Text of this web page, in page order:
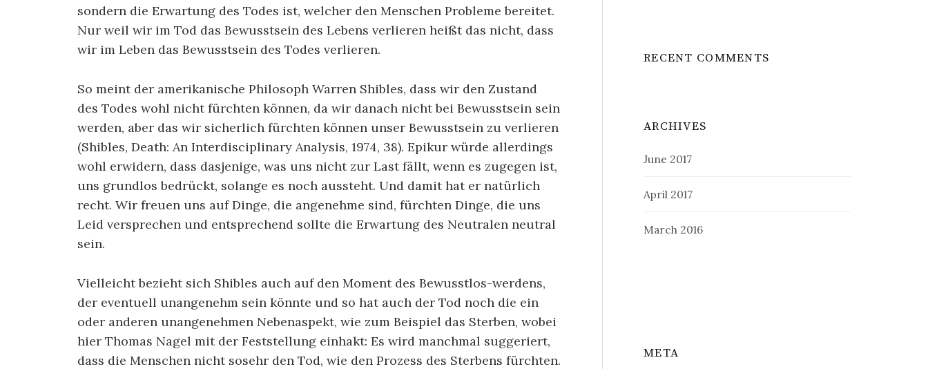
sondern die Erwartung des Todes ist, welcher den Menschen Probleme bereitet.
Nur weil wir im Tod das Bewusstsein des Lebens verlieren heißt das nicht, dass
wir im Leben das Bewusstsein des Todes verlieren.
So meint der amerikanische Philosoph Warren Shibles, dass wir den Zustand
des Todes wohl nicht fürchten können, da wir danach nicht bei Bewusstsein sein
werden, aber das wir sicherlich fürchten können unser Bewusstsein zu verlieren
(Shibles, Death: An Interdisciplinary Analysis, 1974, 38). Epikur würde allerdings
wohl erwidern, dass dasjenige, was uns nicht zur Last fällt, wenn es zugegen ist,
uns grundlos bedrückt, solange es noch aussteht. Und damit hat er natürlich
recht. Wir freuen uns auf Dinge, die angenehme sind, fürchten Dinge, die uns
Leid versprechen und entsprechend sollte die Erwartung des Neutralen neutral
sein.
Vielleicht bezieht sich Shibles auch auf den Moment des Bewusstlos-werdens,
der eventuell unangenehm sein könnte und so hat auch der Tod noch die ein
oder anderen unangenehmen Nebenaspekt, wie zum Beispiel das Sterben, wobei
hier Thomas Nagel mit der Feststellung einhakt: Es wird manchmal suggeriert,
dass die Menschen nicht sosehr den Tod, wie den Prozess des Sterbens fürchten.
RECENT COMMENTS
ARCHIVES
June 2017
April 2017
March 2016
META